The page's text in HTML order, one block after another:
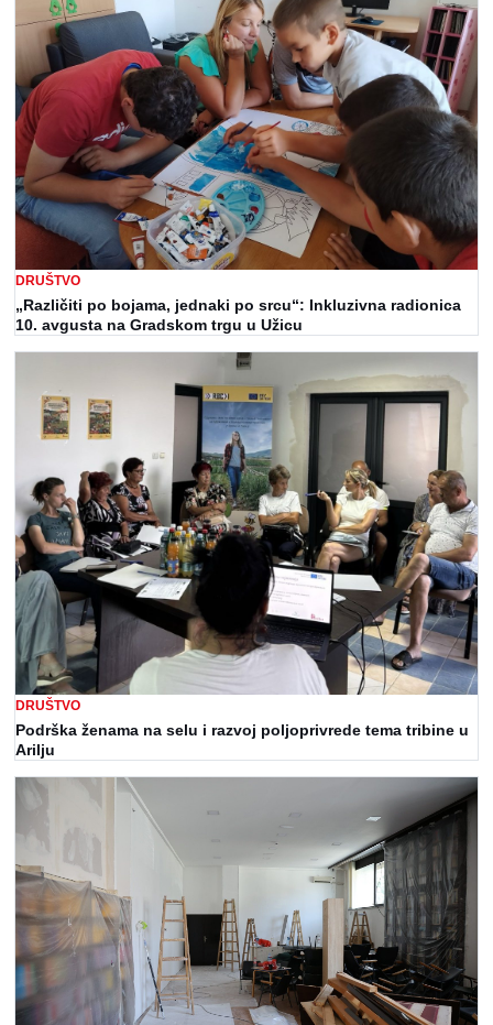
DRUŠTVO
„Različiti po bojama, jednaki po srcu“: Inkluzivna radionica
10. avgusta na Gradskom trgu u Užicu
DRUŠTVO
Podrška ženama na selu i razvoj poljoprivrede tema tribine u
Arilju